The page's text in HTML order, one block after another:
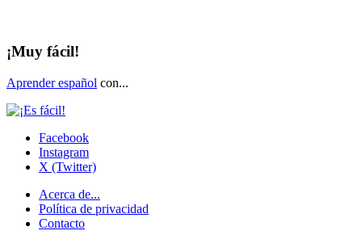
¡Muy fácil!
Aprender español con...
Facebook
Instagram
X (Twitter)
Acerca de...
Política de privacidad
Contacto